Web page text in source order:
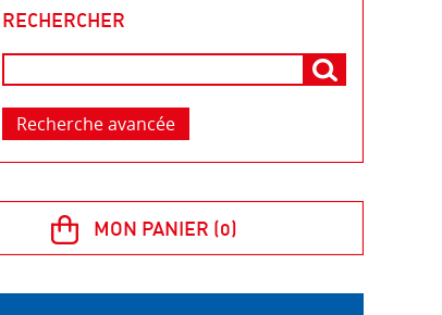
RECHERCHER
Recherche avancée